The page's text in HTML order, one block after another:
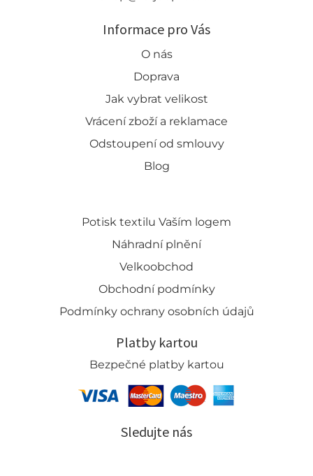
Informace pro Vás
O nás
Doprava
Jak vybrat velikost
Vrácení zboží a reklamace
Odstoupení od smlouvy
Blog
Potisk textilu Vaším logem
Náhradní plnění
Velkoobchod
Obchodní podmínky
Podmínky ochrany osobních údajů
Platby kartou
Bezpečné platby kartou
Sledujte nás